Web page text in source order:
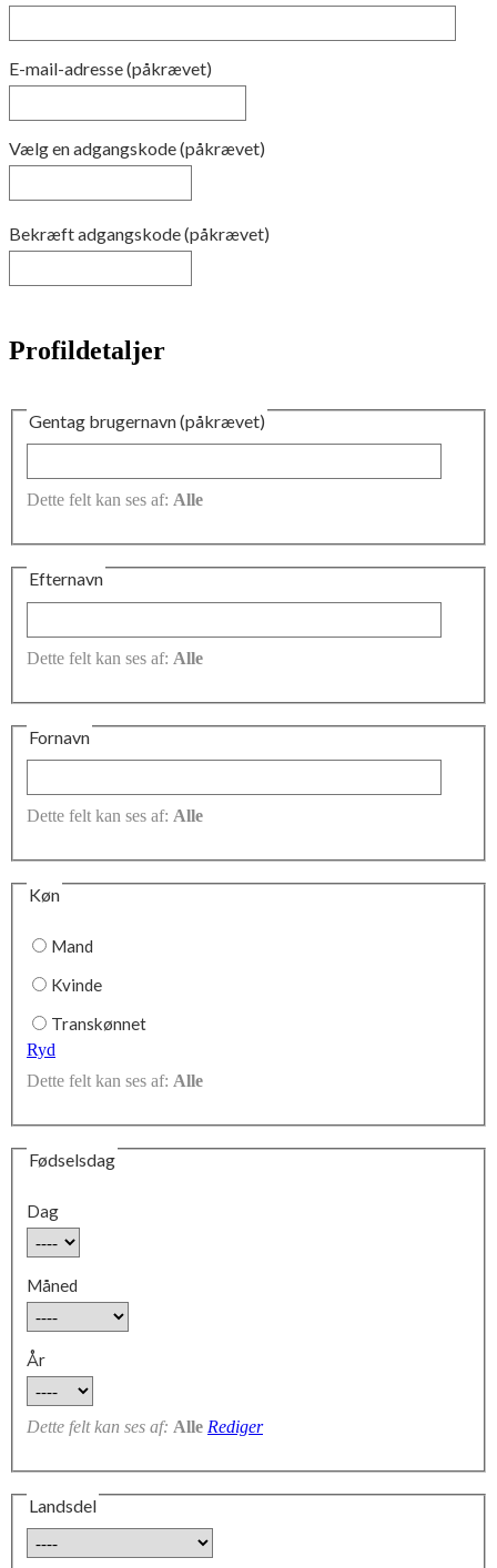
E-mail-adresse (påkrævet)
Vælg en adgangskode (påkrævet)
Bekræft adgangskode (påkrævet)
Profildetaljer
Gentag brugernavn(påkrævet)
Dette felt kan ses af: Alle
Efternavn
Dette felt kan ses af: Alle
Fornavn
Dette felt kan ses af: Alle
Køn
Mand
Kvinde
Transkønnet
Ryd
Dette felt kan ses af: Alle
Fødselsdag
Dag
Måned
År
Dette felt kan ses af: Alle Rediger
Landsdel